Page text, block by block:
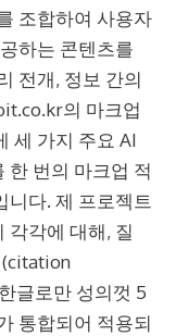
조합하여 사용자
하는 콘텐츠를
전개, 정보 간의
의 마크업
세 가지 주요 AI
한 번의 마크업 적
니다. 제 프로젝트
각각에 대해, 질
(citation
글로만 성의껏 5
통합되어 적용되